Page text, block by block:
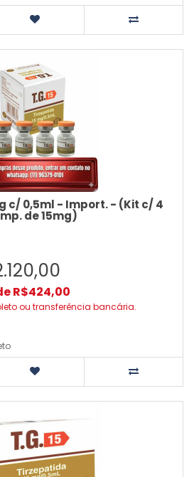
c/ 0,5ml - Import. - (Kit c/ 4
de 15mg)
R$424,00
ou transferência bancária.